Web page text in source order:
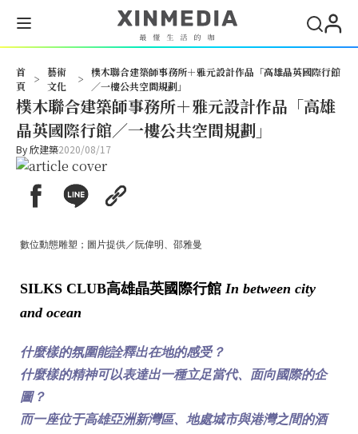
首
頁
>
藝術
文化
>
樸木聯合建築師事務所＋雅元設計作品「高雄晶英國際行館
／一樓公共空間規劃」
樸木聯合建築師事務所＋雅元設計作品「高雄
晶英國際行館／一樓公共空間規劃」
By欣建築2020/08/17
數位動態雕塑；圖片提供／阮偉明、邵雅曼
SILKS CLUB高雄晶英國際行館 In between city
and ocean
什麼樣的氛圍能詮釋出在地的感受？
什麼樣的精神可以表達出一種立足當代、面向國際的企
圖？
而一座位于高雄亞洲新灣區、地處城市與港灣之間的酒